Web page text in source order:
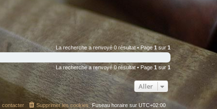
La recherche a renvoyé 0 résultat • Page 1 sur1
La recherche a renvoyé 0 résultat • Page 1 sur1
Aller
Fuseau horaire sur UTC+02:00
Supprimer les cookies
contacter